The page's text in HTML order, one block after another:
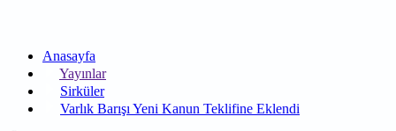
Anasayfa
Yayınlar
Sirküler
Varlık Barışı Yeni Kanun Teklifine Eklendi